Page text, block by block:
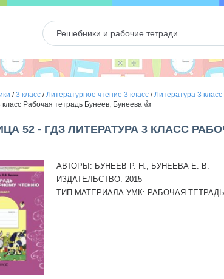
/3 класс/Литературное чтение 3 класс/Литература 3
Рабочая тетрадь Бунеев, Бунеева 👍
52 - ГДЗ ЛИТЕРАТУРА 3 КЛАСС
АВТОРЫ: БУНЕЕВ Р. Н., БУНЕЕВА Е. В.
ИЗДАТЕЛЬСТВО: 2015
ТИП МАТЕРИАЛА УМК: РАБОЧАЯ ТЕТРАДЬ